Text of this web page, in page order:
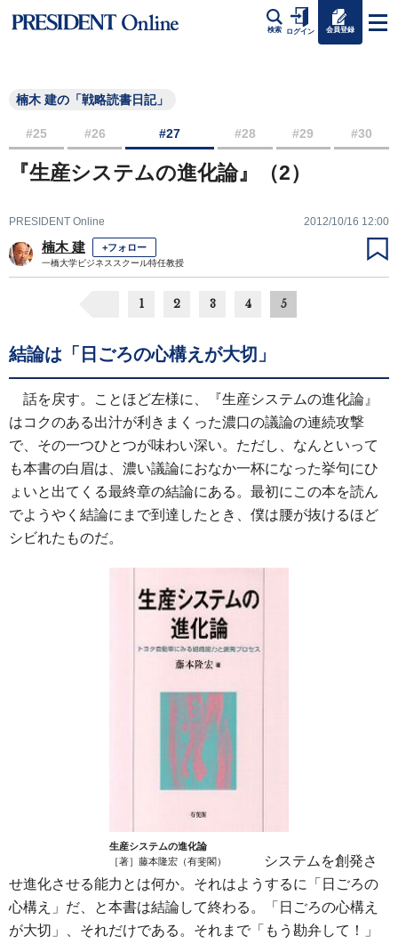
検索 ログイン 会員登録
楠木 建の「戦略読書日記」
#25 #26 #27 #28 #29 #30
『生産システムの進化論』（2）
PRESIDENT Online 2012/10/16 12:00
楠木 建 +フォロー
一橋大学ビジネススクール特任教授
1 2 3 4 5
結論は「日ごろの心構えが大切」
話を戻す。ことほど左様に、『生産システムの進化論』
はコクのある出汁が利きまくった濃口の議論の連続攻撃
で、その一つひとつが味わい深い。ただし、なんといって
も本書の白眉は、濃い議論におなか一杯になった挙句にひ
ょいと出てくる最終章の結論にある。最初にこの本を読ん
でようやく結論にまで到達したとき、僕は腰が抜けるほど
シビれたものだ。
生産システムの進化論
［著］藤本隆宏（有斐閣）
システムを創発さ
せ進化させる能力とは何か。それはようするに「日ごろの
心構え」だ、と本書は結論して終わる。「日ごろの心構え
が大切」、それだけである。それまで「もう勘弁して！」